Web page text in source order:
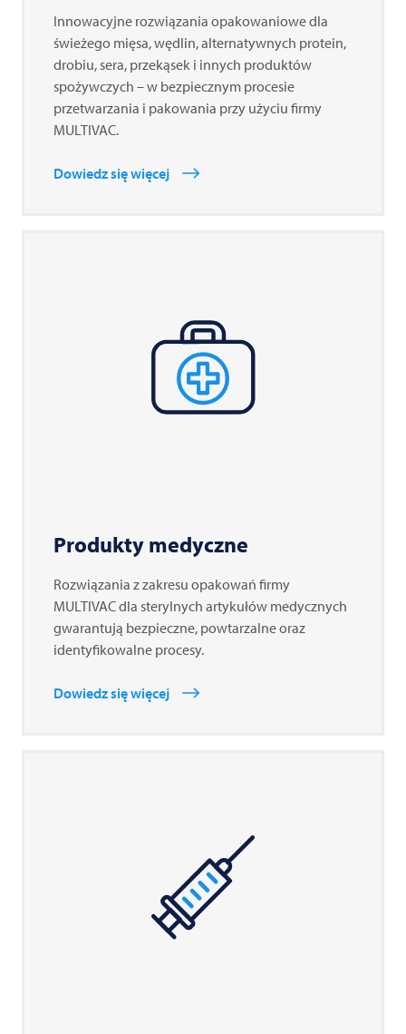
Innowacyjne rozwiązania opakowaniowe dla
świeżego mięsa, wędlin, alternatywnych protein,
drobiu, sera, przekąsek i innych produktów
spożywczych – w bezpiecznym procesie
przetwarzania i pakowania przy użyciu firmy
MULTIVAC.
Dowiedz się więcej
Produkty medyczne
Rozwiązania z zakresu opakowań firmy
MULTIVACdla sterylnych artykułów medycznych
gwarantują bezpieczne, powtarzalne oraz
identyfikowalne procesy.
Dowiedz się więcej